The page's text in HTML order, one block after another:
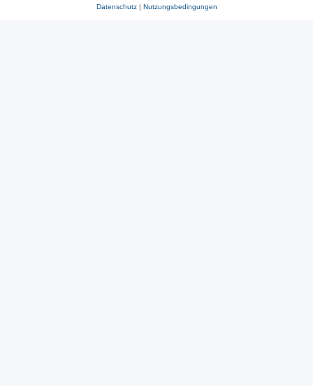
Datenschutz| Nutzungsbedingungen